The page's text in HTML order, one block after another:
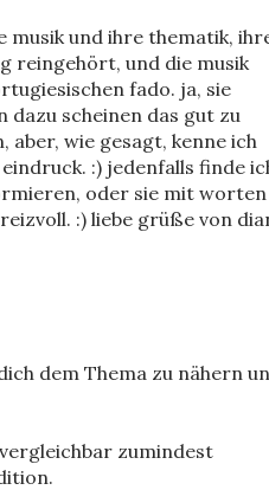
musik und ihre thematik,
reingehört, und die musik
fado. ja, sie
scheinen das gut zu
aber, wie gesagt, kenne ich
:) jedenfalls finde
oder sie mit worten
:) liebe grüße von
dem Thema zu nähern
zumindest